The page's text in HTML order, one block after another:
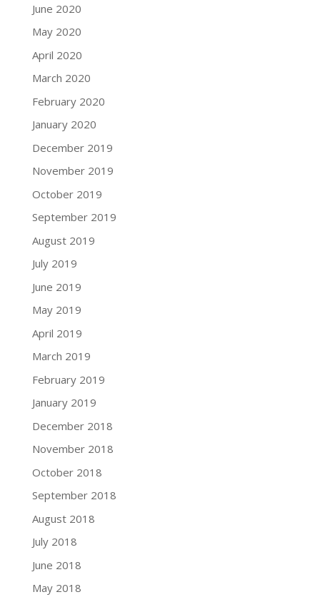
June 2020
May 2020
April 2020
March 2020
February 2020
January 2020
December 2019
November 2019
October 2019
September 2019
August 2019
July 2019
June 2019
May 2019
April 2019
March 2019
February 2019
January 2019
December 2018
November 2018
October 2018
September 2018
August 2018
July 2018
June 2018
May 2018